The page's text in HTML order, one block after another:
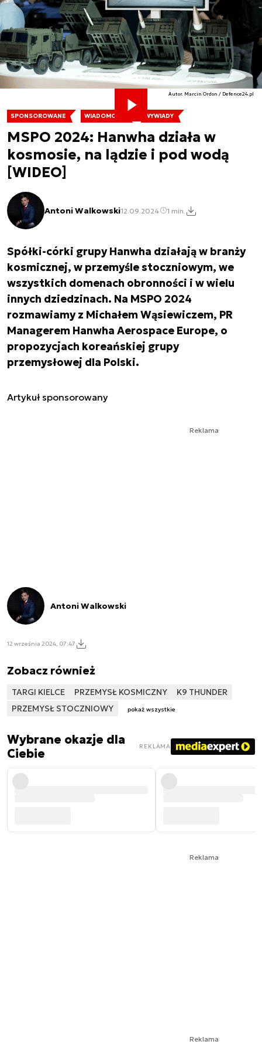
SPONSOROWANE WIADOMOŚCI WYWIADY
MSPO 2024: Hanwha działa w
kosmosie, na lądzie i pod wodą
[WIDEO]
Antoni Walkowski12.09.2024 1 min.
Autor. Marcin Ordon / Defence24.pl
Spółki-córki grupy Hanwha działają w branży
kosmicznej, w przemyśle stoczniowym, we
wszystkich domenach obronności i w wielu
innych dziedzinach. Na MSPO 2024
rozmawiamy z Michałem Wąsiewiczem, PR
Managerem Hanwha Aerospace Europe, o
propozycjach koreańskiej grupy
przemysłowej dla Polski.
Artykuł sponsorowany
Reklama
Antoni Walkowski
12 września 2024, 07:47
Zobacz również
TARGI KIELCE PRZEMYSŁ KOSMICZNY
K9 THUNDER
PRZEMYSŁ STOCZNIOWY
pokaż wszystkie
Wybrane okazje dla
Ciebie
REKLAMA
Reklama
Reklama